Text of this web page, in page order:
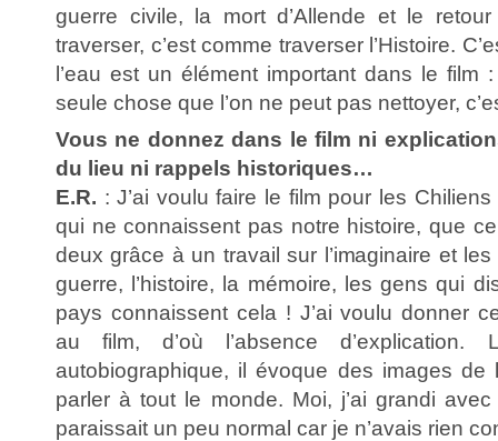
guerre civile, la mort d’Allende et le
traverser, c’est comme traverser l’Histoire.
l’eau est un élément important dans le film
seule chose que l’on ne peut pas nettoyer,
Vous ne donnez dans le film ni
du lieu ni rappels historiques…
E.R. : J’ai voulu faire le film pour les
qui ne connaissent pas notre histoire, que
deux grâce à un travail sur l’imaginaire et
guerre, l’histoire, la mémoire, les gens qui
pays connaissent cela ! J’ai voulu donner
au film, d’où l’absence
autobiographique, il évoque des images de
parler à tout le monde. Moi, j’ai grandi
paraissait un peu normal car je n’avais rien